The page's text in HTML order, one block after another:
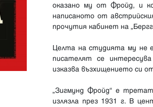
оказано му от Фройд, и
написаното от
прочутия кабинет на
Целта на студията му не
писателят се
изказва възхищението си
„Зигмунд Фройд“ е
излязла през 1931 г. В